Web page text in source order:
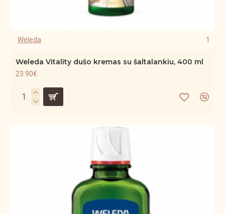
Weleda 1
Weleda Vitality dušo kremas su šaltalankiu, 400 ml
23.90€